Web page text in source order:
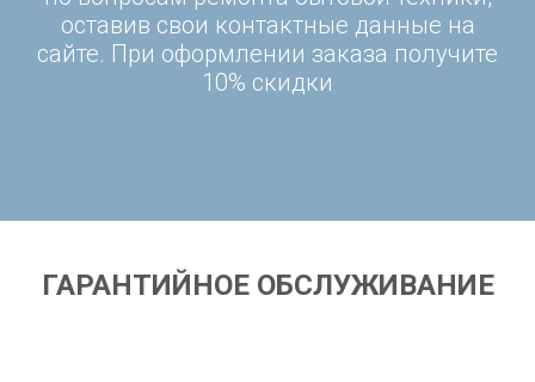
оставив свои контактные данные на
сайте. При оформлении заказа получите
10% скидки
ГАРАНТИЙНОЕ ОБСЛУЖИВАНИЕ